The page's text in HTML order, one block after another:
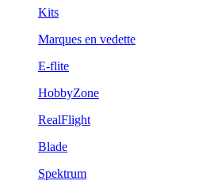
Kits
Marques en vedette
E-flite
HobbyZone
RealFlight
Blade
Spektrum